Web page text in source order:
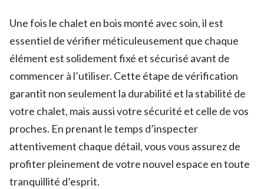
Une fois le chalet en bois monté avec soin, il est
essentiel de vérifier méticuleusement que chaque
élément est solidement fixé et sécurisé avant de
commencer à l’utiliser. Cette étape de vérification
garantit non seulement la durabilité et la stabilité de
votre chalet, mais aussi votre sécurité et celle de vos
proches. En prenant le temps d’inspecter
attentivement chaque détail, vous vous assurez de
profiter pleinement de votre nouvel espace en toute
tranquillité d’esprit.